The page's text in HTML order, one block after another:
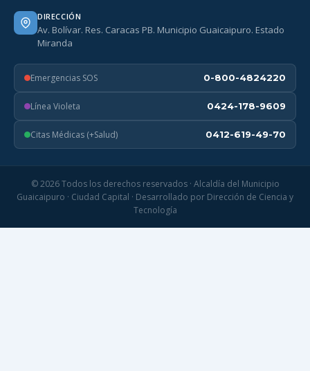
DIRECCIÓN
Av. Bolívar. Res. Caracas PB. Municipio Guaicaipuro. Estado
Miranda
Emergencias SOS 0-800-4824220
Línea Violeta 0424-178-9609
Citas Médicas (+Salud) 0412-619-49-70
© 2026 Todos los derechos reservados · Alcaldía del Municipio
Guaicaipuro · Ciudad Capital · Desarrollado por Dirección de Ciencia y
Tecnología